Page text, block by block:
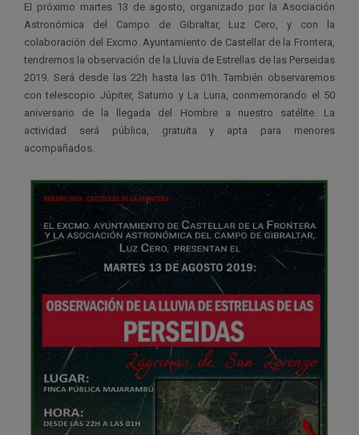
El próximo martes 13 de agosto, organizado por la Asociación
Astronómica del Campo de Gibraltar, Luz Cero, y con la
colaboración del Excmo. Ayuntamiento de Castellar de la Frontera,
tendremos la observación de la Lluvia de Estrellas de las Perseidas
2019. Será desde las 22h hasta las 01h. También observaremos
con telescopio Júpiter, Saturno y La Luna, conmemorando el 50
aniversario de la llegada del Hombre a nuestro satélite. La
actividad será pública, gratuita y apta para menores
acompañados.